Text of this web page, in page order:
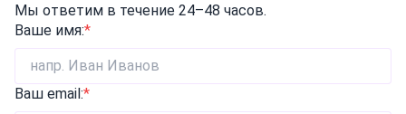
Мы ответим в течение 24–48 часов.
Ваше имя:*
Ваш email:*